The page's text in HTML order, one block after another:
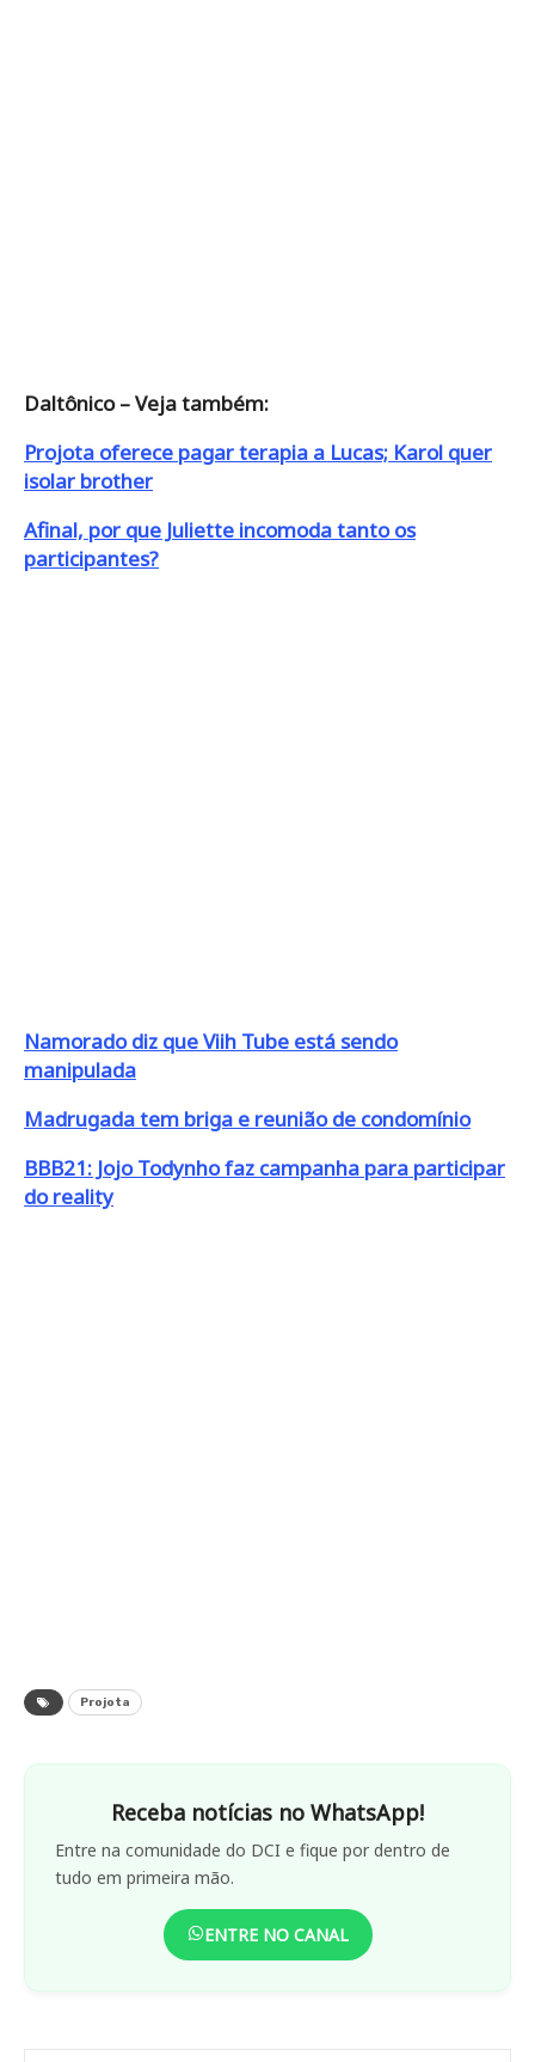
Daltônico – Veja também:
Projota oferece pagar terapia a Lucas; Karol quer
isolar brother
Afinal, por que Juliette incomoda tanto os
participantes?
Namorado diz que Viih Tube está sendo
manipulada
Madrugada tem briga e reunião de condomínio
BBB21: Jojo Todynho faz campanha para participar
do reality
Projota
Receba notícias no WhatsApp!
Entre na comunidade do DCI e fique por dentro de
tudo em primeira mão.
ENTRE NO CANAL